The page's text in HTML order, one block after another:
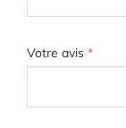
Votre avis *